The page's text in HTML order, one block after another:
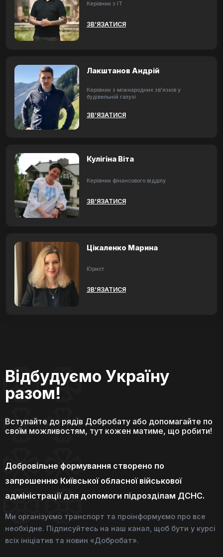
Керівник з ІТ
ЗВ’ЯЗАТИСЯ
Лакштанов Андрій
Керівник з міжнародних зв'язків у
будівельній галузі
ЗВ’ЯЗАТИСЯ
Кулігіна Віта
Керівник фінансового відділу
ЗВ’ЯЗАТИСЯ
Цікаленко Марина
Юрист
ЗВ’ЯЗАТИСЯ
Відбудуємо Україну
разом!
Вступайте до рядів Добробату або допомагайте по
своїм можливостям, тут кожен матиме, що робити!
Добровільне формування створено по
запрошенню Київської обласної військової
адміністрації для допомоги підрозділам ДСНС.
Ми організуємо транспорт та проінформуємо про все
необхідне. Підписуйтесь на наш канал, щоб бути у курсі
всіх ініціатив та новин «Добробат».